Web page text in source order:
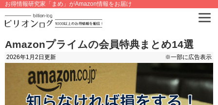
お得情報研究家「まめ」がAmazon情報をお届け
Amazonプライムの会員特典まとめ14選
2026年1月2日 更新 ※一部に広告表示